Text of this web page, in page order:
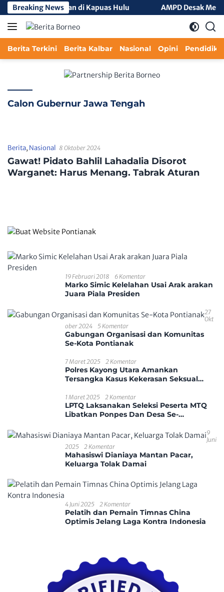
Langsung
ke
konten
Breaking News
Hutan dan Lahan di Kapuas Hulu AMPD Desak
Berita Terkini Berita Kalbar Nasional Opini
Calon Gubernur Jawa Tengah
Berita, Nasional 8 Oktober 2024
Gawat! Pidato Bahlil Lahadalia Disorot
Warganet: Harus Menang. Tabrak Aturan
19 Februari 2018 6 Komentar
Marko Simic Kelelahan Usai Arak arakan
Juara Piala Presiden
27
Okt
Ober 2024
5 Komentar
Gabungan Organisasi dan Komunitas
Se-Kota Pontianak
7 Maret 2025 2 Komentar
Polres Kayong Utara Amankan
Tersangka Kasus Kekerasan Seksual
1 Maret 2025 2 Komentar
LPTQ Laksanakan Seleksi Peserta MTQ
Libatkan Ponpes Dan Desa Se-
9
Juni
2025
2 Komentar
Mahasiswi Dianiaya Mantan Pacar,
Keluarga Tolak Damai
4 Juni 2025 2 Komentar
Pelatih dan Pemain Timnas China
Optimis Jelang Laga Kontra Indonesia